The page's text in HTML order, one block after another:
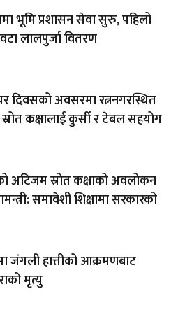
भूमि प्रशासन सेवा सुरु, पहिलो
लालपुर्जा वितरण
दिवसको अवसरमा रत्ननगरस्थित
कक्षालाई कुर्सी र टेबल सहयोग
अटिजम स्रोत कक्षाको अवलोकन
समावेशी शिक्षामा सरकारको
जंगली हात्तीको आक्रमणबाट
मृत्यु